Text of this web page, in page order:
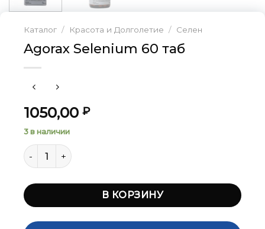
Каталог / Красота и Долголетие / Селен
Agorax Selenium 60 таб
1050,00 ₽
3 в наличии
Количество товара Agorax Selenium 60 таб
В КОРЗИНУ